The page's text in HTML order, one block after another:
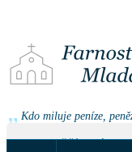
Kdo miluje peníze,